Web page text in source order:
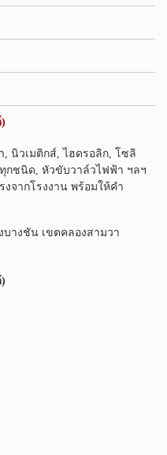
นิวเมติกส์, ไฮดรอลิก, โซลิ
กชนิด, หัวขับวาล์วไฟฟ้า ฯลฯ
จากโรงงาน พร้อมให้คำ
างชัน เขตคลองสามวา